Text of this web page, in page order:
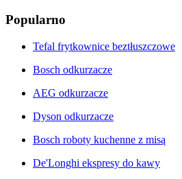
Popularno
Tefal frytkownice beztłuszczowe
Bosch odkurzacze
AEG odkurzacze
Dyson odkurzacze
Bosch roboty kuchenne z misą
De'Longhi ekspresy do kawy